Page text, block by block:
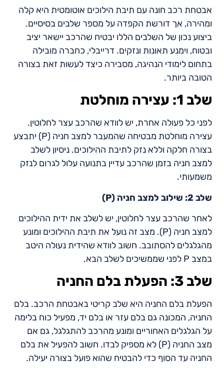
אבטחת רכב חונה עם תיבת הילוכים אוטומטית היא קלה
ומהירה, אך דורשת הקפדה על מספר שלבים בסיסיים.
ביצוע נכון של השלבים הללו יבטיח שהרכב יישאר יציב
ובטוח, וימנע תאונות ונזקים. דרייבלי, כחברה מובילה
בתחום לימודי הנהיגה, מסבירה כיצד לעשות זאת בצורה
הטובה ביותר.
שלב 1: עצירה מוחלטת
לפני כל פעולה אחרת, יש לוודא שהרכב עצר לחלוטין.
עצירה מוחלטת מבטיחה שהמעבר למצב חניה (P) יתבצע
בצורה חלקה וללא נזק לתיבת ההילוכים. ניסיון לשלב
למצב חניה בזמן שהרכב עדיין בתנועה עלול לגרום לנזק
משמעותי.
שלב 2: שילוב למצב חניה (P)
לאחר שהרכב עצר לחלוטין, יש לשלב את ידית ההילוכים
למצב חניה (P). מצב זה נועל את תיבת ההילוכים ומונע
מהגלגלים להסתובב. חשוב לוודא שהידית נעולה היטב
במצב P לפני שממשיכים לשלב הבא.
שלב 3: הפעלת בלם החניה
הפעלת בלם החניה היא שלב קריטי באבטחת הרכב. בלם
החניה, המכונה גם בלם עזר או בלם יד, מפעיל כוח בלימה
על הגלגלים האחוריים ומונע מהרכב להתגלגל, גם אם
מצב החניה (P) לא מספיק לבדו. חשוב להפעיל את בלם
החניה עד הסוף כדי להבטיח שהוא פועל בצורה יעילה.